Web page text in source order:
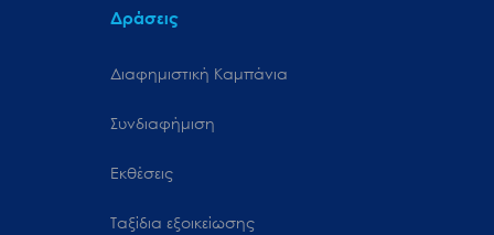
Δράσεις
Διαφημιστική Καμπάνια
Συνδιαφήμιση
Εκθέσεις
Ταξίδια εξοικείωσης